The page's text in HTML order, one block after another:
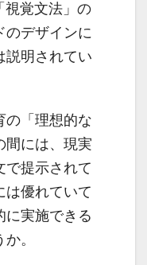
視覚文法」の
のデザインに
説明されてい
の「理想的な
間には、現実
で提示されて
は優れていて
に実施できる
。